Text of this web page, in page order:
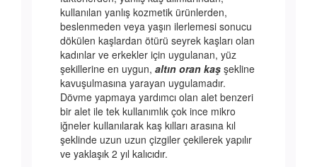
kullanılan yanlış kozmetik ürünlerden,
beslenmeden veya yaşın ilerlemesi sonucu
dökülen kaşlardan ötürü seyrek kaşları olan
kadınlar ve erkekler için uygulanan, yüz
şekillerine en uygun, altın oran kaş şekline
kavuşulmasına yarayan uygulamadır.
Dövme yapmaya yardımcı olan alet benzeri
bir alet ile tek kullanımlık çok ince mikro
iğneler kullanılarak kaş kılları arasına kıl
şeklinde uzun uzun çizgiler çekilerek yapılır
ve yaklaşık 2 yıl kalıcıdır.